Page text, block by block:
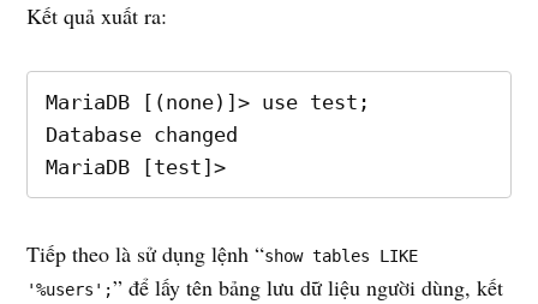
Kết quả xuất ra:
MariaDB [(none)]> use test;
Database changed
MariaDB [test]>
Tiếp theo là sử dụng lệnh “show tables LIKE
'%users';” để lấy tên bảng lưu dữ liệu người dùng, kết